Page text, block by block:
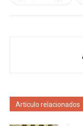
Artículo relacionados